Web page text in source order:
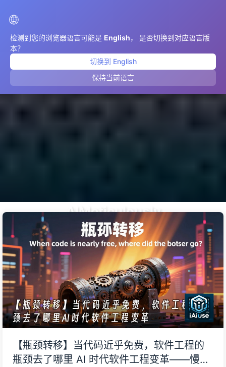
🌐
检测到您的浏览器语言可能是 English， 是否切换到对应语言版
本？
切换到 English
保持当前语言
AIMeticulously
【瓶颈转移】当代码近乎免费，软件工程的
瓶颈去了哪里 AI 时代软件工程变革——慢慢